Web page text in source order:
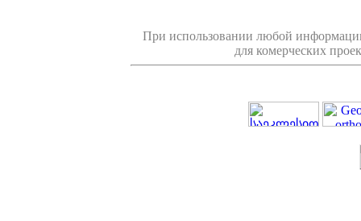
При использовании любой
для комерческих